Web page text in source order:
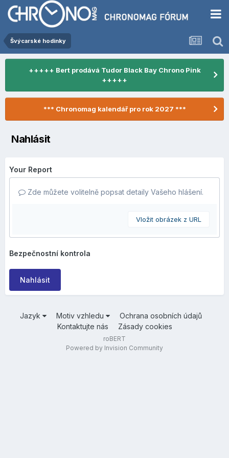
Švýcarské hodinky
+++++ Bert prodává Tudor Black Bay Chrono Pink
+++++
*** Chronomag kalendář pro rok 2027 ***
Nahlásit
Your Report
Zde můžete volitelně popsat detaily Vašeho hlášení.
Vložit obrázek z URL
Bezpečnostní kontrola
Nahlásit
Jazyk Motiv vzhledu
Ochrana osobních údajů
Kontaktujte nás
Zásady cookies
roBERT
Powered by Invision Community